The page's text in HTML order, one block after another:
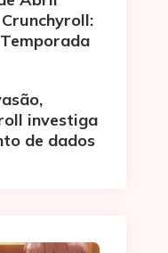
investiga
de dados